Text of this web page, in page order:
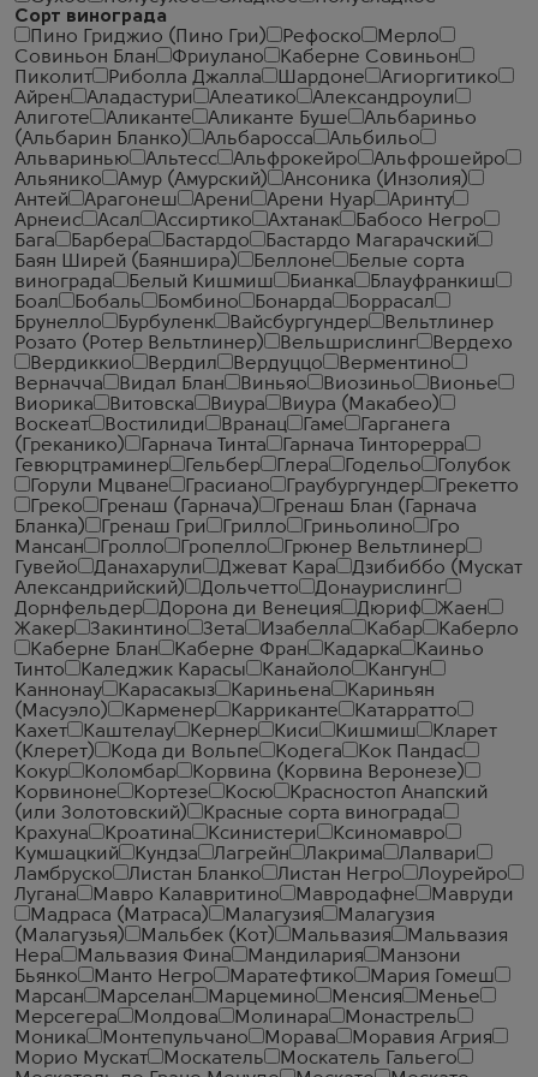
Сорт винограда
Пино Гриджио (Пино Гри)
Рефоско
Мерло
Совиньон Блан
Фриулано
Каберне Совиньон
Пиколит
Риболла Джалла Шардоне
Агиоргитико
Айрен
Аладастури Алеатико
Александроули
Алиготе
Аликанте Аликанте Буше
Альбариньо
(Альбарин Бланко)
Альбаросса
Альбильо
Альваринью
Альтесс Альфрокейро
Альфрошейро
Альянико
Амур (Амурский)
Ансоника (Инзолия)
Антей
Арагонеш Арени Арени Нуар
Аринту
Арнеис
Асал Ассиртико Ахтанак
Бабосо Негро
Бага
Барбера Бастардо
Бастардо Магарачский
Баян Ширей (Баяншира)
Беллоне
Белые сорта
винограда
Белый Кишмиш Бианка
Блауфранкиш
Боал
Бобаль Бомбино Бонарда
Боррасал
Брунелло
Бурбуленк Вайсбургундер
Вельтлинер
Розато (Ротер Вельтлинер)
Вельшрислинг
Вердехо
Вердиккио
Вердил Вердуццо
Верментино
Верначча
Видал Блан Виньяо Виозиньо
Вионье
Виорика
Витовска Виура
Виура (Макабео)
Воскеат
Востилиди Вранац Гаме
Гарганега
(Греканико)
Гарнача Тинта
Гарнача Тинторерра
Гевюрцтраминер
Гельбер Глера Годельо
Голубок
Горули Мцване
Грасиано Граубургундер
Грекетто
Греко
Гренаш (Гарнача)
Гренаш Блан (Гарнача
Бланка)
Гренаш Гри Грилло Гриньолино
Гро
Мансан
Гролло Гропелло
Грюнер Вельтлинер
Гувейо
Данахарули Джеват Кара
Дзибиббо (Мускат
Александрийский)
Дольчетто
Донаурислинг
Дорнфельдер
Дорона ди Венеция Дюриф
Жаен
Жакер
Закинтино Зета Изабелла Кабар
Каберло
Каберне Блан
Каберне Фран Кадарка
Каиньо
Тинто
Каледжик Карасы Канайоло
Кангун
Каннонау
Карасакыз Кариньена
Кариньян
(Масуэло)
Карменер Карриканте
Катарратто
Кахет
Каштелау Кернер Киси Кишмиш
Кларет
(Клерет)
Кода ди Вольпе Кодега
Кок Пандас
Кокур
Коломбар
Корвина (Корвина Веронезе)
Корвиноне
Кортезе Косю
Красностоп Анапский
(или Золотовский)
Красные сорта винограда
Крахуна
Кроатина Ксинистери
Ксиномавро
Кумшацкий
Кундза Лагрейн Лакрима
Лалвари
Ламбруско
Листан Бланко Листан Негро
Лоурейро
Лугана
Мавро Калавритино Мавродафне
Мавруди
Мадраса (Матраса)
Малагузия
Малагузия
(Малагузья)
Мальбек (Кот) Мальвазия
Мальвазия
Нера
Мальвазия Фина Мандилария
Манзони
Бьянко
Манто Негро Маратефтико
Мария Гомеш
Марсан
Марселан Марцемино Менсия
Менье
Мерсегера
Молдова Молинара
Монастрель
Моника
Монтепульчано Морава
Моравия Агрия
Морио Мускат
Москатель
Москатель Гальего